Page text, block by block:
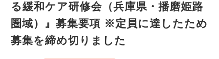
る緩和ケア研修会（兵庫県・播磨姫路
圏域）』募集要項 ※定員に達したため
募集を締め切りました